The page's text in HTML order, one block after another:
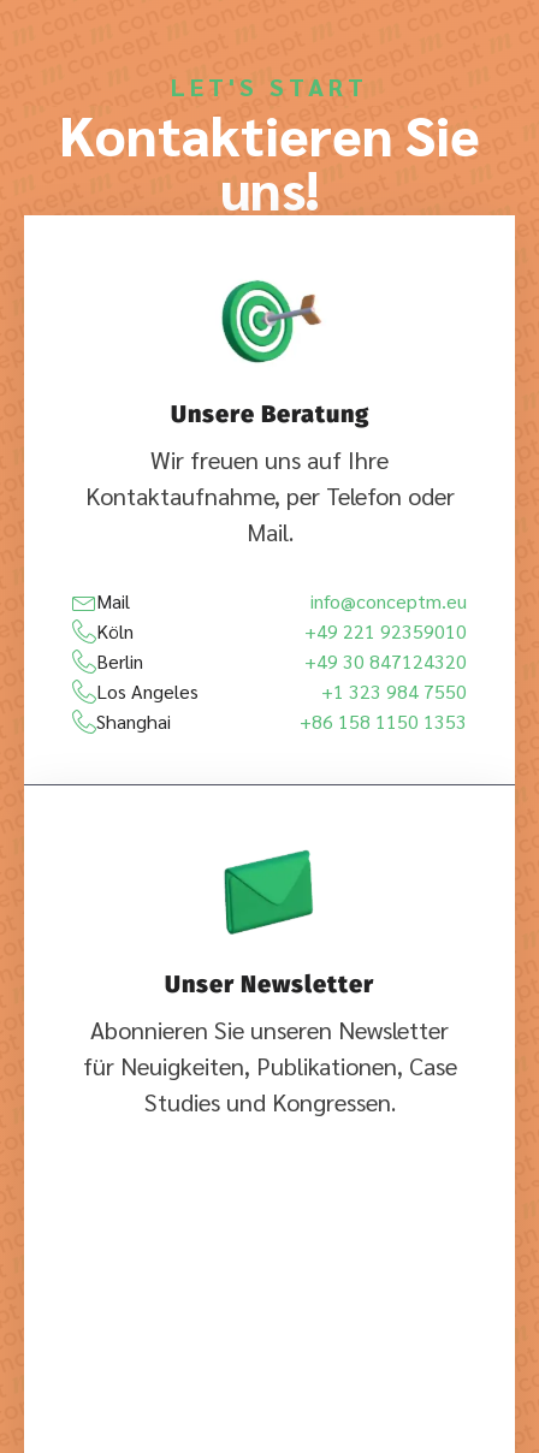
LET'S START
Kontaktieren Sie
uns!
Unsere Beratung
Wir freuen uns auf Ihre
Kontaktaufnahme, per Telefon oder
Mail.
Mail
info@conceptm.eu
Köln
+49 221 92359010
Berlin
+49 30 847124320
Los Angeles
+1 323 984 7550
Shanghai
+86 158 1150 1353
Unser Newsletter
Abonnieren Sie unseren Newsletter
für Neuigkeiten, Publikationen, Case
Studies und Kongressen.